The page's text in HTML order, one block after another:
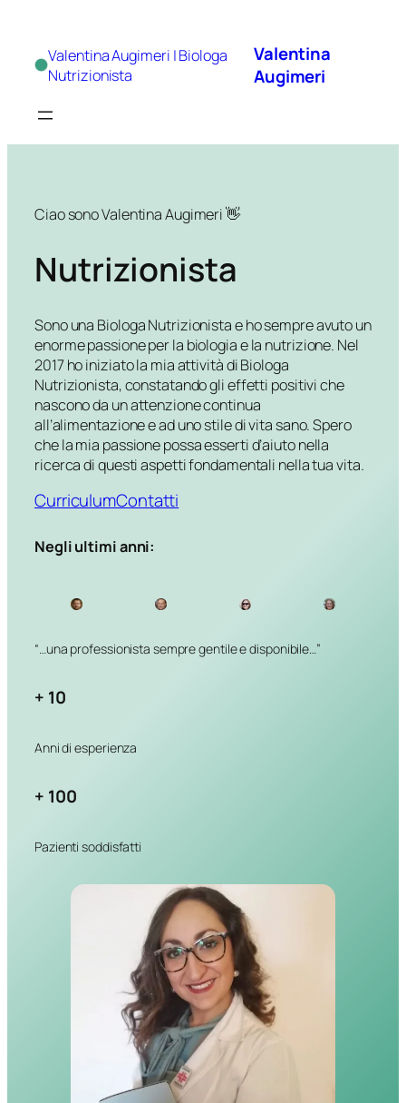
contenuto
Valentina Augimeri | Biologa
Nutrizionista
Valentina
Augimeri
Ciao sono Valentina Augimeri 👋
Nutrizionista
Sono una Biologa Nutrizionista e ho sempre avuto un
enorme passione per la biologia e la nutrizione. Nel
2017 ho iniziato la mia attività di Biologa
Nutrizionista, constatando gli effetti positivi che
nascono da un attenzione continua
all’alimentazione e ad uno stile di vita sano. Spero
che la mia passione possa esserti d’aiuto nella
ricerca di questi aspetti fondamentali nella tua vita.
CurriculumContatti
Negli ultimi anni:
“…una professionista sempregentile e disponibile…”
+ 10
Anni di esperienza
+ 100
Pazienti soddisfatti